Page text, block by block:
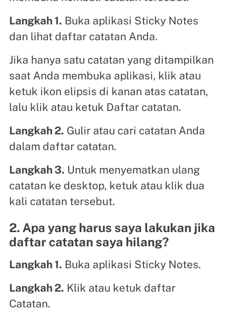
Langkah 1. Buka aplikasi Sticky Notes
dan lihat daftar catatan Anda.
Jika hanya satu catatan yang ditampilkan
saat Anda membuka aplikasi, klik atau
ketuk ikon elipsis di kanan atas catatan,
lalu klik atau ketuk Daftar catatan.
Langkah 2. Gulir atau cari catatan Anda
dalam daftar catatan.
Langkah 3. Untuk menyematkan ulang
catatan ke desktop, ketuk atau klik dua
kali catatan tersebut.
2. Apa yang harus saya lakukan jika
daftar catatan saya hilang?
Langkah 1. Buka aplikasi Sticky Notes.
Langkah 2. Klik atau ketuk daftar
Catatan.